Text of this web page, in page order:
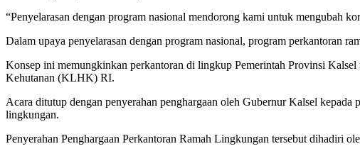
“Penyelarasan dengan program nasional mendorong kami untuk mengubah
Dalam upaya penyelarasan dengan program nasional, program perkantoran
Konsep ini memungkinkan perkantoran di lingkup Pemerintah Provinsi
Kehutanan (KLHK) RI.
Acara ditutup dengan penyerahan penghargaan oleh Gubernur Kalsel kepada
lingkungan.
Penyerahan Penghargaan Perkantoran Ramah Lingkungan tersebut dihadiri